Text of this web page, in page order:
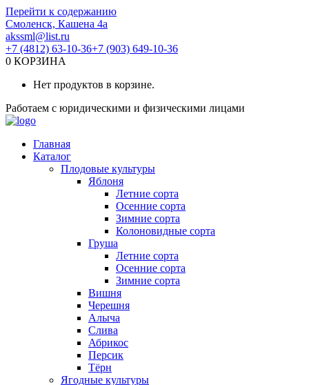
Перейти к содержанию
Смоленск, Кашена 4а
akssml@list.ru
+7 (4812) 63-10-36+7 (903) 649-10-36
0 КОРЗИНА
Нет продуктов в корзине.
Работаем с юридическими и физическими лицами
Главная
Каталог
Плодовые культуры
Яблоня
Летние сорта
Осенние сорта
Зимние сорта
Колоновидные сорта
Груша
Летние сорта
Осенние сорта
Зимние сорта
Вишня
Черешня
Алыча
Слива
Абрикос
Персик
Тёрн
Ягодные культуры